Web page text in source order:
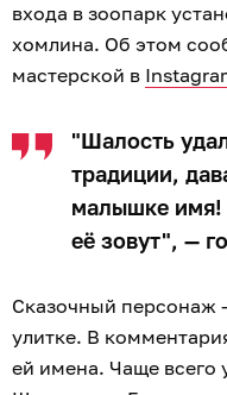
входа в зоопарк
хомлина. Об этом
мастерской в
"Шалость
традиции,
малышке имя!
её зовут", —
Сказочный персонаж
улитке. В
ей имена. Чаще всего